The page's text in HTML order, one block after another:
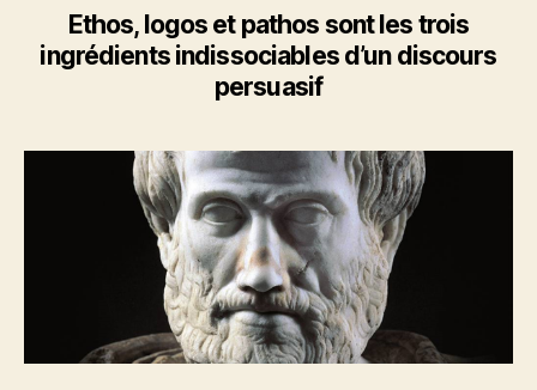
avec
Aristote
?
Ethos, logos et pathos sont les trois
ingrédients indissociables d’un discours
persuasif